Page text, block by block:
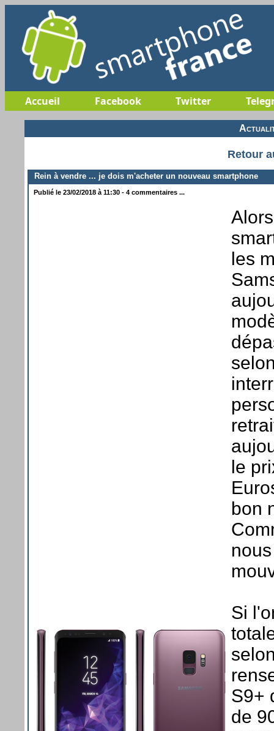
Accueil Facebook Twitter
Retour
Rein à vendre ... je dois m'acheter un nouveau smartphone
Publié le 23/02/2018 à 11:30 - 4 commentaires ...
les
le
bon
Si
S9+
de